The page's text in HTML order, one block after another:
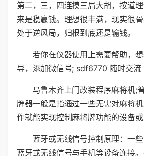
第二，三，四连摸三局大胡，按道
来是稳赢钱。理想很丰满，现实很
处于逆风局，归根到底还是输钱。
若你在仪器使用上需要帮助，
导，添加微信号; sdf6770 随时交流
乌鲁木齐上门改装程序麻将机;
牌器一般是指通过一些无需对麻将
作就能实现控制麻将牌功能的设备或
蓝牙或无线信号控制原理：一
蓝牙或无线信号与手机等设备连接